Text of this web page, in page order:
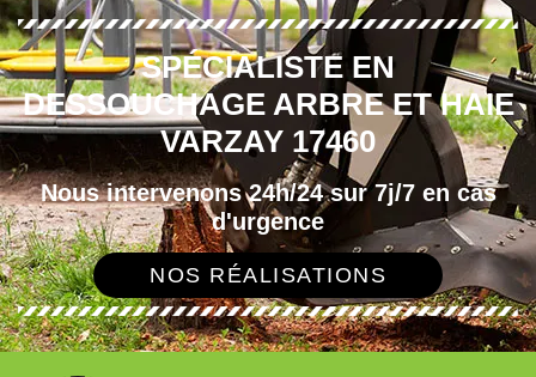
SPÉCIALISTE EN
DESSOUCHAGE ARBRE ET HAIE
VARZAY 17460
Nous intervenons 24h/24 sur 7j/7 en cas
d'urgence
NOS RÉALISATIONS